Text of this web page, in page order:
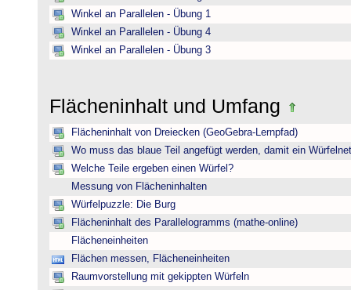
Winkel an Parallelen - Übung 1
Winkel an Parallelen - Übung 4
Winkel an Parallelen - Übung 3
Flächeninhalt und Umfang
Flächeninhalt von Dreiecken (GeoGebra-Lernpfad)
Wo muss das blaue Teil angefügt werden, damit ein
Welche Teile ergeben einen Würfel?
Messung von Flächeninhalten
Würfelpuzzle: Die Burg
Flächeninhalt des Parallelogramms (mathe-online)
Flächeneinheiten
Flächen messen, Flächeneinheiten
Raumvorstellung mit gekippten Würfeln